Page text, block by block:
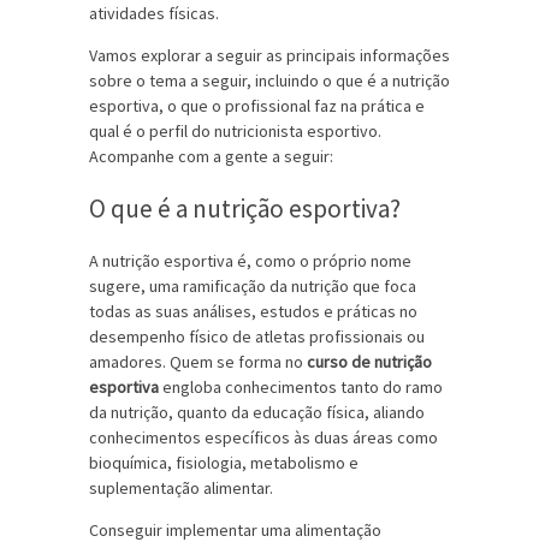
atividades físicas.
Vamos explorar a seguir as principais informações
sobre o tema a seguir, incluindo o que é a nutrição
esportiva, o que o profissional faz na prática e
qual é o perfil do nutricionista esportivo.
Acompanhe com a gente a seguir:
O que é a nutrição esportiva?
A nutrição esportiva é, como o próprio nome
sugere, uma ramificação da nutrição que foca
todas as suas análises, estudos e práticas no
desempenho físico de atletas profissionais ou
amadores. Quem se forma no curso de nutrição
esportivaengloba conhecimentos tanto do ramo
da nutrição, quanto da educação física, aliando
conhecimentos específicos às duas áreas como
bioquímica, fisiologia, metabolismo e
suplementação alimentar.
Conseguir implementar uma alimentação